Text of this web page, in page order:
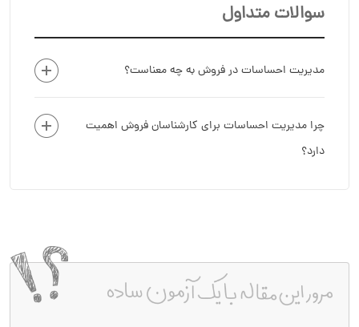
سوالات متداول
مدیریت احساسات در فروش به چه معناست؟
چرا مدیریت احساسات برای کارشناسان فروش اهمیت
دارد؟